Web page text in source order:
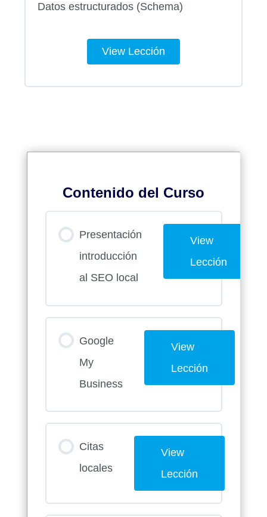
Datos estructurados (Schema)
View Lección
Contenido del Curso
Presentación
introducción
al SEO local
View
Lección
Google
My
Business
View
Lección
Citas
locales
View
Lección